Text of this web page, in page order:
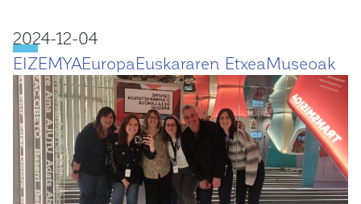
2024-12-04
EIZEMYAEuropaEuskararen EtxeaMuseoak